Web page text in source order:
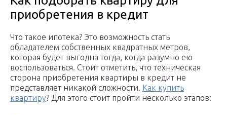
приобретения в кредит
Что такое ипотека? Это возможность стать
обладателем собственных квадратных метров,
которая будет выгодна тогда, когда разумно ею
воспользоваться. Стоит отметить, что техническая
сторона приобретения квартиры в кредит не
представляет никакой сложности. Как купить
квартиру? Для этого стоит пройти несколько этапов: